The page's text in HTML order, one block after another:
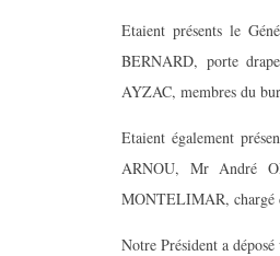
Etaient présents le
BERNARD, porte
AYZAC, membres du
Etaient également
ARNOU, Mr André
MONTELIMAR, chargé
Notre Président a